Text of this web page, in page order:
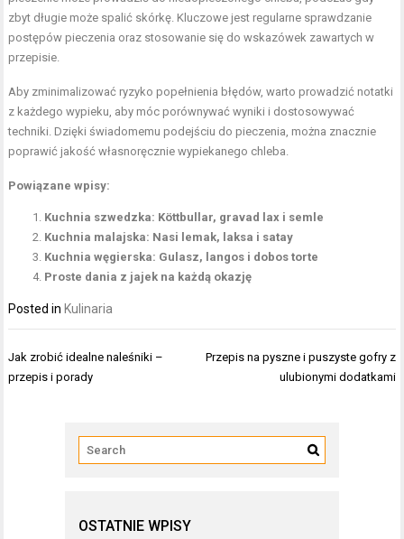
zbyt długie może spalić skórkę. Kluczowe jest regularne sprawdzanie
postępów pieczenia oraz stosowanie się do wskazówek zawartych w
przepisie.
Aby zminimalizować ryzyko popełnienia błędów, warto prowadzić notatki
z każdego wypieku, aby móc porównywać wyniki i dostosowywać
techniki. Dzięki świadomemu podejściu do pieczenia, można znacznie
poprawić jakość własnoręcznie wypiekanego chleba.
Powiązane wpisy:
Kuchnia szwedzka: Köttbullar, gravad lax i semle
Kuchnia malajska: Nasi lemak, laksa i satay
Kuchnia węgierska: Gulasz, langos i dobos torte
Proste dania z jajek na każdą okazję
Posted in Kulinaria
Nawigacja
wpisu
Jak zrobić idealne naleśniki –
przepis i porady
Przepis na pyszne i puszyste gofry z
ulubionymi dodatkami
OSTATNIE WPISY